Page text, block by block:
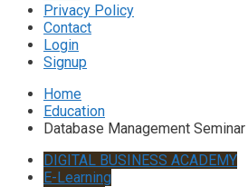
Privacy Policy
Contact
Login
Signup
Home
Education
Database Management Seminar
DIGITAL BUSINESS ACADEMY
E-Learning